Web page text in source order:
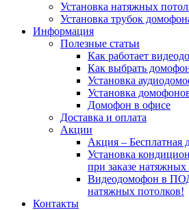
Установка натяжных
Установка трубок
Информация
Полезные статьи
Как работает
Как выбрать
Установка
Установка
Домофон в офисе
Доставка и оплата
Акции
Акция – Бесплатная
Установка
при заказе натяжных
Видеодомофон в
натяжных потолков!
Контакты